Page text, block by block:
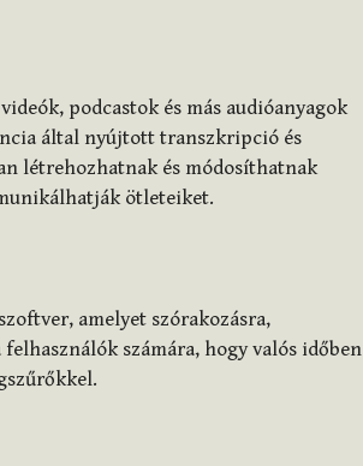
podcastok és más audióanyagok
által nyújtott transzkripció és
létrehozhatnak és módosíthatnak
ötleteiket.
amelyet szórakozásra,
számára, hogy valós időben